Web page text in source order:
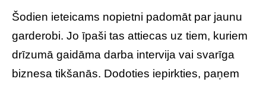
Šodien ieteicams nopietni padomāt par jaunu
garderobi. Jo īpaši tas attiecas uz tiem, kuriem
drīzumā gaidāma darba intervija vai svarīga
biznesa tikšanās. Dodoties iepirkties, paņem